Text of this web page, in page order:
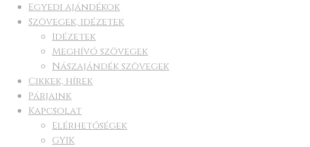
Egyedi ajándékok
Szövegek, idézetek
Idézetek
Meghívó szövegek
Nászajándék szövegek
Cikkek, hírek
Párjaink
Kapcsolat
Elérhetőségek
GYIK